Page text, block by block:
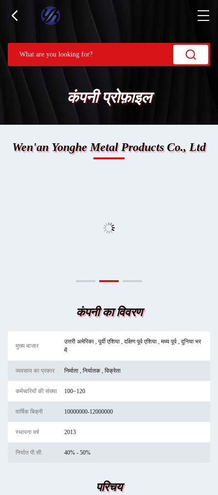
कंपनी प्रोफ़ाइल
Wen'an Yonghe Metal Products Co., Ltd
कंपनी का विवरण
मुख्य बाजार
उत्तरी अमेरिका , पूर्वी एशिया , दक्षिण पूर्व एशिया , मध्य पूर्व , दुनिया भर
में
व्यवसाय का प्रकार निर्माता , निर्यातक , विक्रेता
कर्मचारियों की संख्या 100~120
वार्षिक बिक्री 10000000-12000000
स्थापना वर्ष 2013
निर्यात पी.सी. 40% - 50%
परिचय